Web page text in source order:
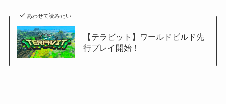
あわせて読みたい
【テラビット】ワールドビルド先
行プレイ開始！